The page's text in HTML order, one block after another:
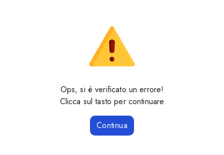
Ops, si è verificato un errore!
Clicca sul tasto per continuare
Continua